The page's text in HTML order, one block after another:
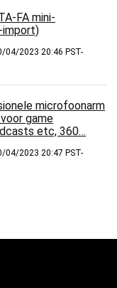
FA mini-
import)
04/2023 20:46 PST-
microfoonarm
game
etc, 360…
04/2023 20:47 PST-